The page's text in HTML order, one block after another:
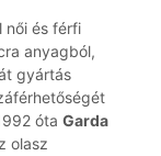
női és férfi
anyagból,
gyártás
óta Garda
olasz